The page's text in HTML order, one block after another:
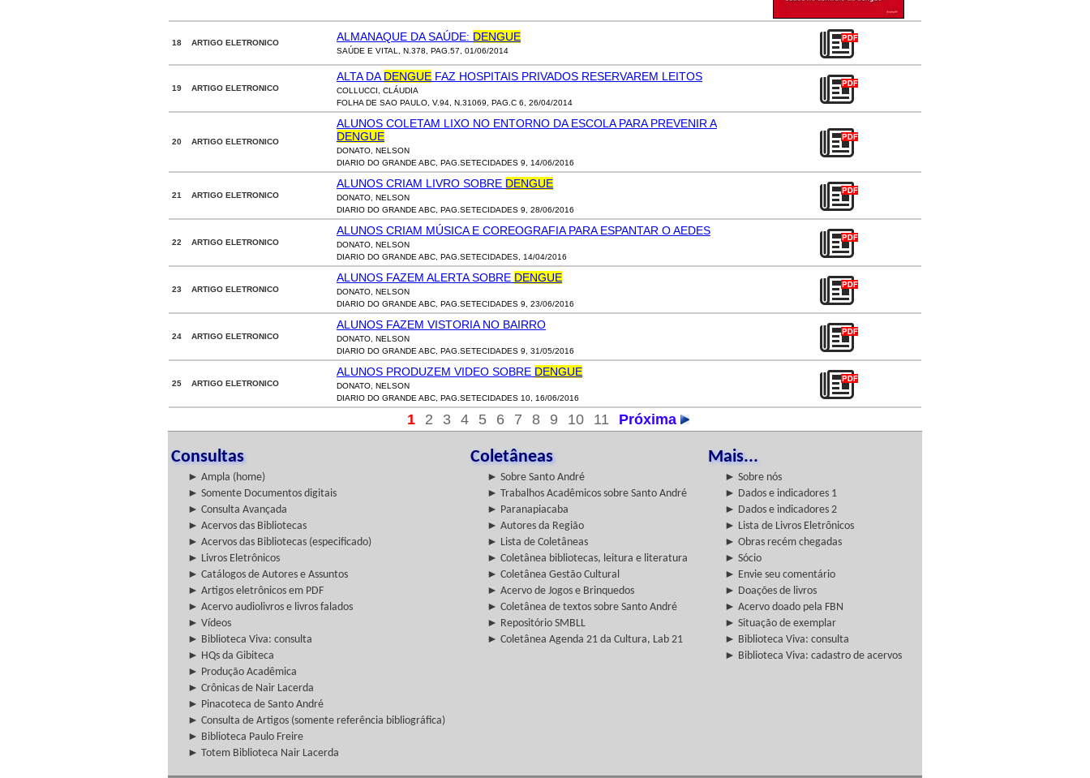
18 ARTIGO ELETRONICO ALMANAQUE DA SAÚDE: DENGUE
SAÚDE E VITAL, N.378, PAG.57, 01/06/2014
19 ARTIGO ELETRONICO
ALTA DA DENGUE FAZ HOSPITAIS PRIVADOS RESERVAREM LEITOS
COLLUCCI, CLÁUDIA
FOLHA DE SAO PAULO, V.94, N.31069, PAG.C 6, 26/04/2014
20 ARTIGO ELETRONICO
ALUNOS COLETAM LIXO NO ENTORNO DA ESCOLA PARA PREVENIR A
DENGUE
DONATO, NELSON
DIARIO DO GRANDE ABC, PAG.SETECIDADES 9, 14/06/2016
21 ARTIGO ELETRONICO
ALUNOS CRIAM LIVRO SOBRE DENGUE
DONATO, NELSON
DIARIO DO GRANDE ABC, PAG.SETECIDADES 9, 28/06/2016
22 ARTIGO ELETRONICO
ALUNOS CRIAM MÚSICA E COREOGRAFIA PARA ESPANTAR O AEDES
DONATO, NELSON
DIARIO DO GRANDE ABC, PAG.SETECIDADES, 14/04/2016
23 ARTIGO ELETRONICO
ALUNOS FAZEM ALERTA SOBRE DENGUE
DONATO, NELSON
DIARIO DO GRANDE ABC, PAG.SETECIDADES 9, 23/06/2016
24 ARTIGO ELETRONICO
ALUNOS FAZEM VISTORIA NO BAIRRO
DONATO, NELSON
DIARIO DO GRANDE ABC, PAG.SETECIDADES 9, 31/05/2016
25 ARTIGO ELETRONICO
ALUNOS PRODUZEM VIDEO SOBRE DENGUE
DONATO, NELSON
DIARIO DO GRANDE ABC, PAG.SETECIDADES 10, 16/06/2016
1 2 3 4 5 6 7 8 9 10 11 Próxima
Consultas Coletâneas Mais...
► Ampla (home) ► Sobre Santo André
► Sobre nós
► Somente Documentos digitais
► Trabalhos Acadêmicos sobre Santo André
► Dados e indicadores 1
► Consulta Avançada
► Paranapiacaba
► Dados e indicadores 2
► Acervos das Bibliotecas
► Autores da Região
► Lista de Livros Eletrônicos
► Acervos das Bibliotecas (especificado)
► Lista de Coletâneas
► Obras recém chegadas
► Livros Eletrônicos
► Coletânea bibliotecas, leitura e literatura
► Sócio
► Catálogos de Autores e Assuntos
► Coletânea Gestão Cultural
► Envie seu comentário
► Artigos eletrônicos em PDF
► Acervo de Jogos e Brinquedos
► Doações de livros
► Acervo audiolivros e livros falados
► Coletânea de textos sobre Santo André
► Acervo doado pela FBN
► Vídeos
► Repositório SMBLL
► Situação de exemplar
► Biblioteca Viva: consulta
► Coletânea Agenda 21 da Cultura, Lab 21
► Biblioteca Viva: consulta
► HQs da Gibiteca
► Biblioteca Viva: cadastro de acervos
► Produção Acadêmica
► Crônicas de Nair Lacerda
► Pinacoteca de Santo André
► Consulta de Artigos (somente referência bibliográfica)
► Biblioteca Paulo Freire
► Totem Biblioteca Nair Lacerda